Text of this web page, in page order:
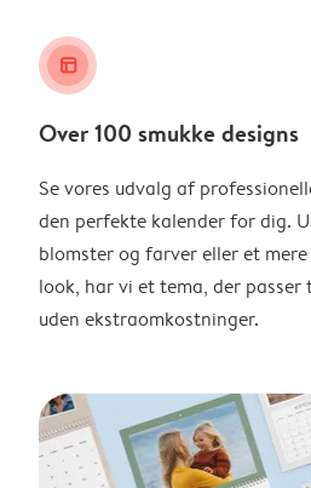
layout_alt
Over 100 smukke designs
Se vores udvalg af
den perfekte kalender for dig.
blomster og farver eller et
look, har vi et tema, der
uden ekstraomkostninger.